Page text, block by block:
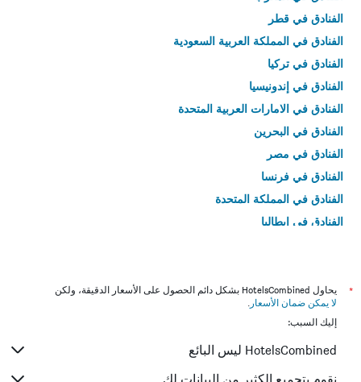
الفنادق في قطر
الفنادق في المملكة العربية السعودية
الفنادق في تركيا
الفنادق في إندونيسيا
الفنادق في الامارات العربية المتحدة
الفنادق في البحرين
الفنادق في مصر
الفنادق في فرنسا
الفنادق في المملكة المتحدة
الفنادق في إيطاليا
*
يحاول HotelsCombined بشكل دائم الحصول على الأسعار الدقيقة، ولكن
لا يمكن ضمان الأسعار .
إليك السبب:
HotelsCombined ليس البائع
نقوم بتجميع الكثير من البيانات لك